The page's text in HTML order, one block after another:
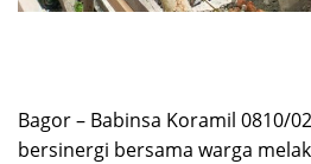
Bagor – Babinsa Koramil 0810/
bersinergi bersama warga